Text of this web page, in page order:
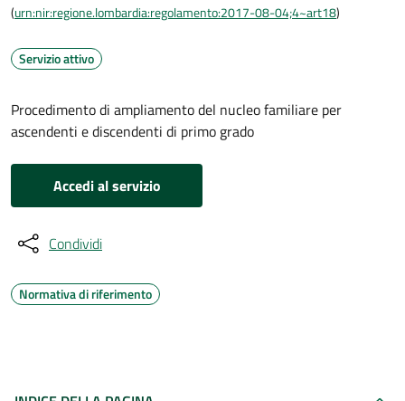
(urn:nir:regione.lombardia:regolamento:2017-08-04;4~art18)
Servizio attivo
Procedimento di ampliamento del nucleo familiare per
ascendenti e discendenti di primo grado
Accedi al servizio
Condividi
Normativa di riferimento